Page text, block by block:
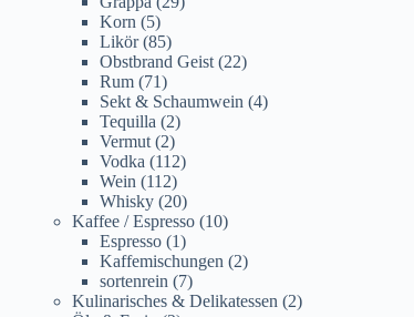
Korn (5)
Likör (85)
Obstbrand Geist (22)
Rum (71)
Sekt & Schaumwein (4)
Tequilla (2)
Vermut (2)
Vodka (112)
Wein (112)
Whisky (20)
Kaffee / Espresso (10)
Espresso (1)
Kaffemischungen (2)
sortenrein (7)
Kulinarisches & Delikatessen (2)